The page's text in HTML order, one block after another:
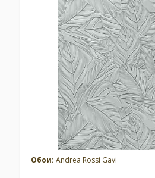
Обои: Andrea Rossi Gavi